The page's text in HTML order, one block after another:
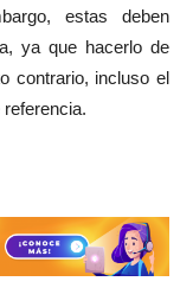
estas deben
ya que hacerlo de
contrario, incluso el